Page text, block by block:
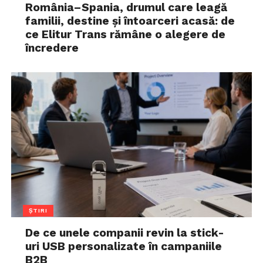
România–Spania, drumul care leagă
familii, destine și întoarceri acasă: de
ce Elitur Trans rămâne o alegere de
încredere
ȘTIRI
De ce unele companii revin la stick-
uri USB personalizate în campaniile
B2B